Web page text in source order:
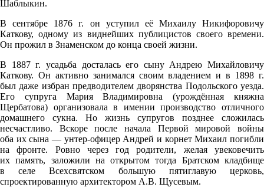
Шаблыкин.
В сентябре 1876 г. он уступил её Михаилу Никифоровичу
Каткову, одному из виднейших публицистов своего времени.
Он прожил в Знаменском до конца своей жизни.
В 1887 г. усадьба досталась его сыну Андрею Михайловичу
Каткову. Он активно занимался своим владением и в 1898 г.
был даже избран предводителем дворянства Подольского уезда.
Его супруга Мария Владимировна (урождённая княжна
Щербатова) организовала в имении производство отличного
домашнего сукна. Но жизнь супругов позднее сложилась
несчастливо. Вскоре после начала Первой мировой войны
оба их сына — унтер-офицер Андрей и корнет Михаил погибли
на фронте. Ровно через год родители, желая увековечить
их память, заложили на открытом тогда Братском кладбище
в селе Всехсвятском большую пятиглавую церковь,
спроектированную архитектором А.В. Щусевым.